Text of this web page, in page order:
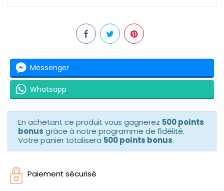
Messenger
Whatsapp
En achetant ce produit vous gagnerez 500 points
bonus grâce à notre programme de fidélité.
Votre panier totalisera 500 points bonus.
Paiement sécurisé